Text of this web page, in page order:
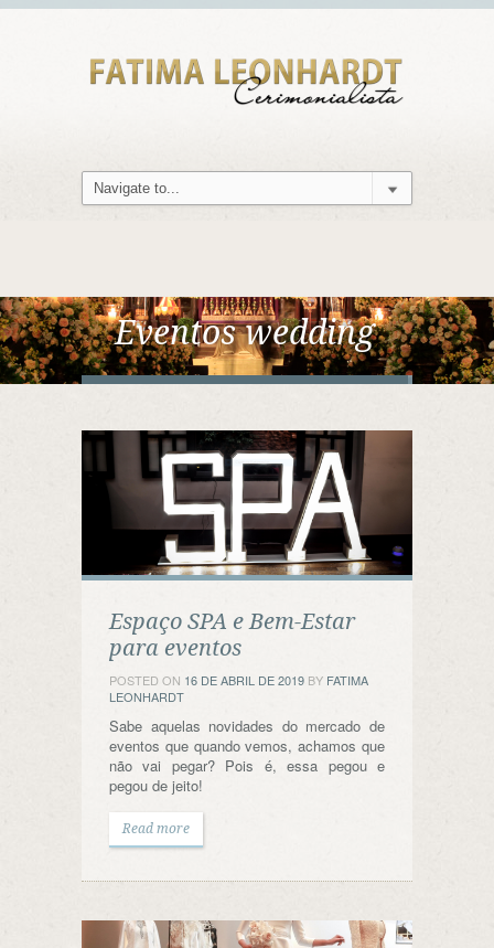
Eventos wedding
Espaço SPA e Bem-Estar
para eventos
POSTED ON 16 DE ABRIL DE 2019 BY FATIMA
LEONHARDT
Sabe aquelas novidades do mercado de
eventos que quando vemos, achamos que
não vai pegar? Pois é, essa pegou e
pegou de jeito!
Read more